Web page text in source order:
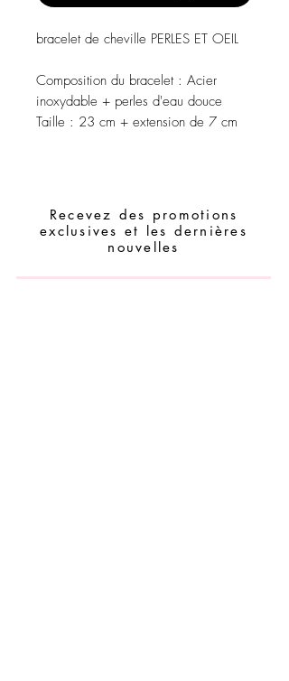
bracelet de cheville PERLES ET OEIL
Composition du bracelet : Acier
inoxydable + perles d'eau douce
Taille : 23 cm + extension de 7 cm
Recevez des promotions
exclusives et les dernières
nouvelles